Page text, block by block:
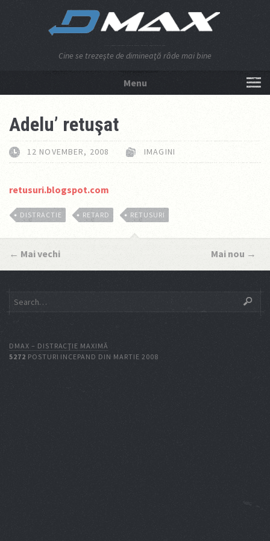
Cine se trezeşte de dimineaţă râde mai bine
Menu
Adelu’ retuşat
12 NOVEMBER, 2008 IMAGINI
retusuri.blogspot.com
DISTRACTIE RETARD RETUSURI
← Mai vechi Mai nou →
DMAX – DISTRACŢIE MAXIMĂ
5272 POSTURI INCEPAND DIN MARTIE 2008